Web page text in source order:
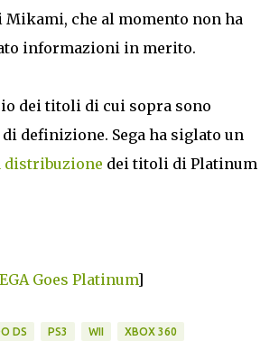
Mikami, che al momento non ha
informazioni in merito.
dei titoli di cui sopra sono
definizione. Sega ha siglato un
distribuzione dei titoli di Platinum
Goes Platinum]
DS PS3 WII XBOX 360